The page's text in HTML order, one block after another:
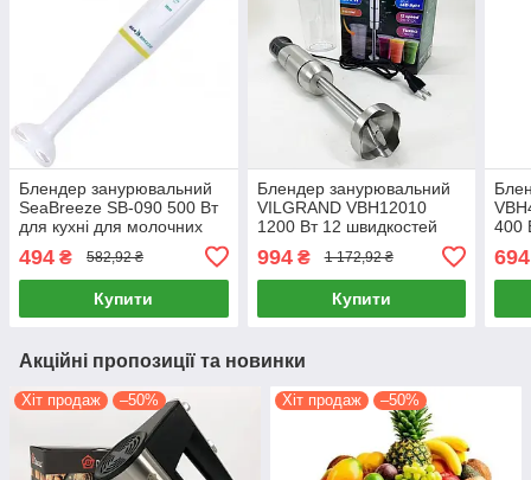
Блендер занурювальний
SeaBreeze SB-090 500 Вт
для кухні для молочних
494 ₴ 582,92 ₴
Купити
Блендер занурювальний
VILGRAND VBH12010
1200 Вт 12 швидкостей
994₴ 1 172,92 ₴
Купити
400
694
Акційні пропозиції та новинки
Хіт продаж –50% Хіт продаж –50%